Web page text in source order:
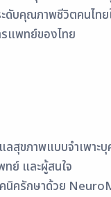
ดับคุณภาพชีวิตคนไท
แพทย์ของไทย
ลสุขภาพแบบจำเพา
ย์ และผู้สนใจ
คนิครักษาด้วย